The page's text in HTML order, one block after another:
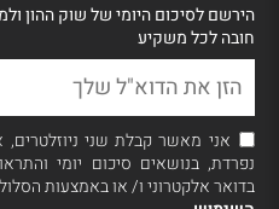
הירשם לסיכום היומי של שוק ההון
חובה לכל משקיע
אני מאשר קבלת שני
נפרדת, בנושאים סיכום יומי
בדואר אלקטרוני ו/ או באמצעות